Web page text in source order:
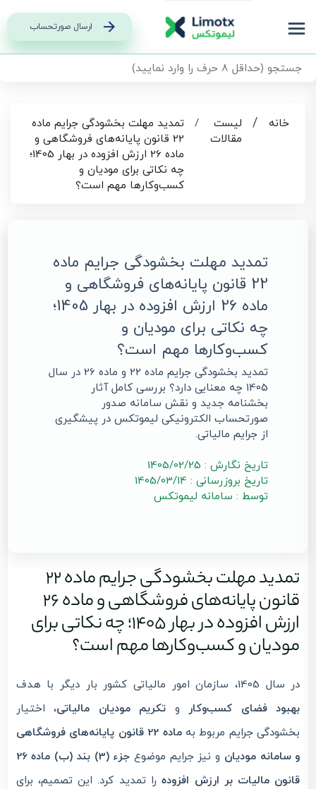
ارسال صورتحساب
خانه /
لیست
مقالات
/
تمدید مهلت بخشودگی جرایم ماده
22 قانون پایانه‌های فروشگاهی و
ماده 26 ارزش افزوده در بهار 1405؛
چه نکاتی برای مودیان و
کسب‌وکارها مهم است؟
تمدید مهلت بخشودگی جرایم ماده
22 قانون پایانه‌های فروشگاهی و
ماده 26 ارزش افزوده در بهار 1405؛
چه نکاتی برای مودیان و
کسب‌وکارها مهم است؟
تمدید بخشودگی جرایم ماده 22 و ماده 26 در سال
1405 چه معنایی دارد؟ بررسی کامل آثار
بخشنامه جدید و نقش سامانه صدور
صورتحساب الکترونیکی لیموتکس در پیشگیری
از جرایم مالیاتی.
تاریخ نگارش : 1405/02/25
تاریخ بروزرسانی : 1405/03/14
توسط : سامانه لیموتکس
تمدید مهلت بخشودگی جرایم ماده 22
قانون پایانه‌های فروشگاهی و ماده 26
ارزش افزوده در بهار 1405؛ چه نکاتی برای
مودیان و کسب‌وکارها مهم است؟
در سال 1405، سازمان امور مالیاتی کشور بار دیگر با هدف
بهبود فضای کسب‌وکار
و تکریم مودیان مالیاتی، اختیار
بخشودگی جرایم مربوط به
ماده 22 قانون پایانه‌های فروشگاهی
و سامانه مودیان و نیز جرایم موضوع
جزء (3) بند (ب) ماده 26
قانون مالیات بر ارزش افزودهرا تمدید کرد. این تصمیم، برای